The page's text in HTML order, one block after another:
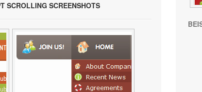
SCROLLING SCREENSHOTS